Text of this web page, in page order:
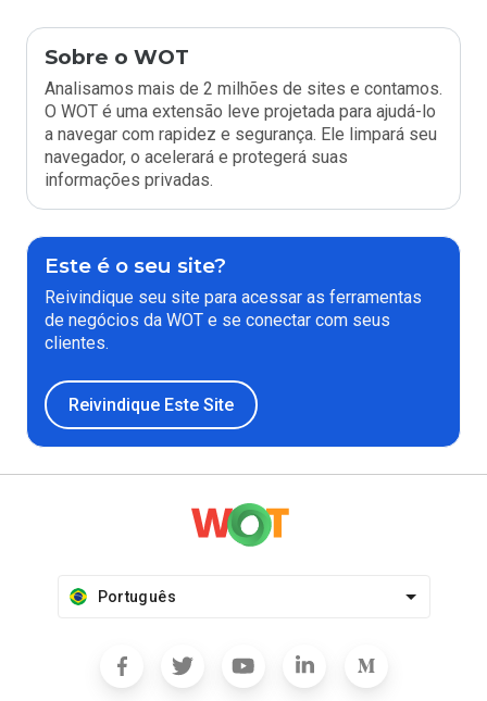
Sobre o WOT
Analisamos mais de 2 milhões de sites e contamos.
O WOT é uma extensão leve projetada para ajudá-lo
a navegar com rapidez e segurança. Ele limpará seu
navegador, o acelerará e protegerá suas
informações privadas.
Este é o seu site?
Reivindique seu site para acessar as ferramentas
de negócios da WOT e se conectar com seus
clientes.
Reivindique Este Site
Português